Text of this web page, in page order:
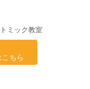
ミック教室
ちら